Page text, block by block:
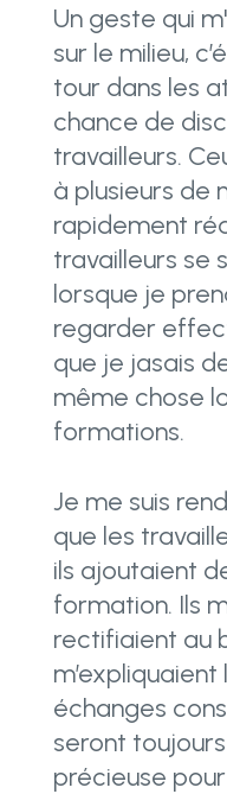
Un geste qui
sur le milieu,
tour dans les
chance de
travailleurs.
à plusieurs de
rapidement
travailleurs se
lorsque je
regarder
que je jasais
même chose
formations.
Je me suis
que les
ils ajoutaient
formation. Ils
rectifiaient au
échanges
seront
précieuse